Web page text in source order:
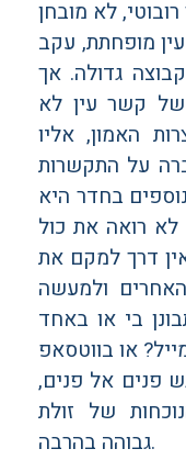
מופחתת, עקב
גדולה. אך
קשר עין לא
האמון, אליו
על התקשרות
בחדר היא
לא רואה את כול
דרך למקם את
ולמעשה
בי או באחד
פנים אל פנים,
של זולת
גבוהה בהרבה.